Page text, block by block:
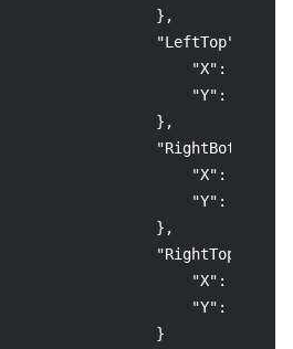
} ,
"LeftTop"
"X" :
"Y" :
} ,
"RightBottom"
"X" :
"Y" :
} ,
"RightTop"
"X" :
"Y" :
}